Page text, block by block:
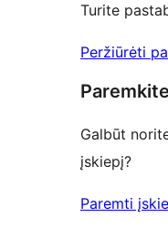
Turite
Peržiūrėti
Paremkite
Galbūt
įskiepį?
Paremti